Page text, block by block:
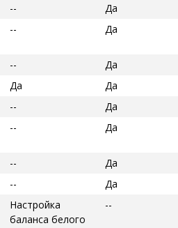
--
Да
-- Да
--
Да
Да
Да
--
Да
-- Да
--
Да
--
Да
Настройка
баланса белого
--